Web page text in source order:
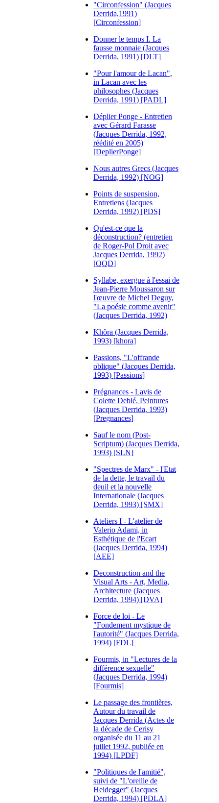
"Circonfession" (Jacques
Derrida,1991)
[Circonfession]
Donner le temps I. La
fausse monnaie (Jacques
Derrida, 1991) [DLT]
"Pour l'amour de Lacan",
in Lacan avec les
philosophes (Jacques
Derrida, 1991) [PADL]
Déplier Ponge - Entretien
avec Gérard Farasse
(Jacques Derrida, 1992,
réédité en 2005)
[DeplierPonge]
Nous autres Grecs (Jacques
Derrida, 1992) [NOG]
Points de suspension,
Entretiens (Jacques
Derrida, 1992) [PDS]
Qu'est-ce que la
déconstruction? (entretien
de Roger-Pol Droit avec
Jacques Derrida, 1992)
[QQD]
Syllabe, exergue à l'essai de
Jean-Pierre Moussaron sur
l'œuvre de Michel Deguy,
"La poésie comme avenir"
(Jacques Derrida, 1992)
Khôra (Jacques Derrida,
1993) [khora]
Passions, "L'offrande
oblique" (Jacques Derrida,
1993) [Passions]
Prégnances - Lavis de
Colette Deblé. Peintures
(Jacques Derrida, 1993)
[Pregnances]
Sauf le nom (Post-
Scriptum) (Jacques Derrida,
1993) [SLN]
"Spectres de Marx" - l'Etat
de la dette, le travail du
deuil et la nouvelle
Internationale (Jacques
Derrida, 1993) [SMX]
Ateliers I - L'atelier de
Valerio Adami, in
Esthétique de l'Ecart
(Jacques Derrida, 1994)
[AEE]
Deconstruction and the
Visual Arts - Art, Media,
Architecture (Jacques
Derrida, 1994) [DVA]
Force de loi - Le
"Fondement mystique de
l'autorité" (Jacques Derrida,
1994) [FDL]
Fourmis, in "Lectures de la
différence sexuelle"
(Jacques Derrida, 1994)
[Fourmis]
Le passage des frontières,
Autour du travail de
Jacques Derrida (Actes de
la décade de Cerisy
organisée du 11 au 21
juillet 1992, publiée en
1994) [LPDF]
"Politiques de l'amitié",
suivi de "L'oreille de
Heidegger" (Jacques
Derrida, 1994) [PDLA]